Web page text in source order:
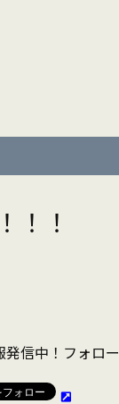
！！
信中！フォロー